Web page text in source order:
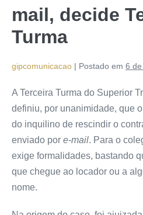
mail, decide
Turma
gipcomunicacao | Postado em 6
A Terceira Turma do Superior
definiu, por unanimidade, que
do inquilino de rescindir o
enviado por e-mail. Para o
exige formalidades, bastando
que chegue ao locador ou a
nome.